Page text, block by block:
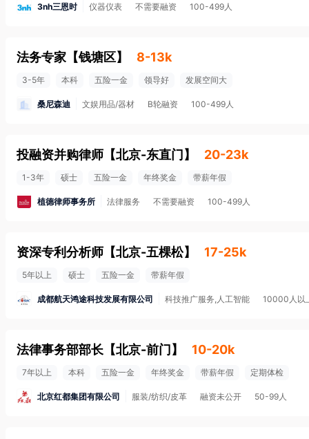
3nh三恩时 仪器仪表 不需要融资 100-499人
法务专家 【钱塘区】 8-13k
3-5年 本科 五险一金 领导好 发展空间大
桑尼森迪 文娱用品/器材 B轮融资 100-499人
投融资并购律师 【北京-东直门 】 20-23k
1-3年 硕士 五险一金 年终奖金 带薪年假
植德律师事务所 法律服务 不需要融资 100-499人
资深专利分析师 【北京-五棵松】 17-25k
5年以上 硕士 五险一金 带薪年假
成都航天鸿途科技发展有限公司 科技推广服务,人工智能 10000人以
法律事务部部长 【北京-前门 】 10-20k
7年以上 本科 五险一金 年终奖金 带薪年假 定期体检
北京红都集团有限公司 服装/纺织/皮革 融资未公开 50-99人